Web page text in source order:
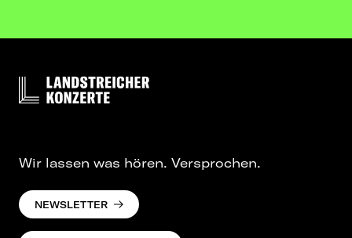
Wir lassen was hören. Versprochen.
NEWSLETTER